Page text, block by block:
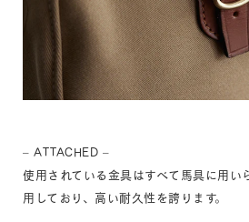
– ATTACHED –
使用されている金具はすべて馬具に用い
用しており、高い耐久性を誇ります。